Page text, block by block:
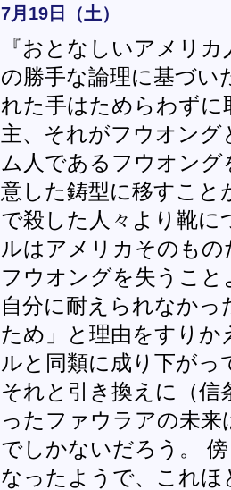
7月19日（土）
『おとなしいアメリ
の勝手な論理に基づい
れた手はためらわずに
主、それがフウオン
ム人であるフウオン
意した鋳型に移すこと
で殺した人々より靴
ルはアメリカそのもの
フウオングを失うこ
自分に耐えられなか
ため」と理由をすり
ルと同類に成り下が
それと引き換えに（信
ったファウラアの未
でしかないだろう。
なったようで、これほ